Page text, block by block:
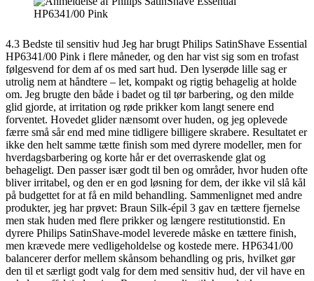
4.3 Bedste til sensitiv hud Jeg har brugt Philips SatinShave Essential
HP6341/00 Pink i flere måneder, og den har vist sig som en trofast
følgesvend for dem af os med sart hud. Den lyserøde lille sag er
utrolig nem at håndtere – let, kompakt og rigtig behagelig at holde
om. Jeg brugte den både i badet og til tør barbering, og den milde
glid gjorde, at irritation og røde prikker kom langt senere end
forventet. Hovedet glider nænsomt over huden, og jeg oplevede
færre små sår end med mine tidligere billigere skrabere. Resultatet er
ikke den helt samme tætte finish som med dyrere modeller, men for
hverdagsbarbering og korte hår er det overraskende glat og
behageligt. Den passer især godt til ben og områder, hvor huden ofte
bliver irritabel, og den er en god løsning for dem, der ikke vil slå kål
på budgettet for at få en mild behandling. Sammenlignet med andre
produkter, jeg har prøvet: Braun Silk-épil 3 gav en tættere fjernelse
men stak huden med flere prikker og længere restitutionstid. En
dyrere Philips SatinShave-model leverede måske en tættere finish,
men krævede mere vedligeholdelse og kostede mere. HP6341/00
balancerer derfor mellem skånsom behandling og pris, hvilket gør
den til et særligt godt valg for dem med sensitiv hud, der vil have en